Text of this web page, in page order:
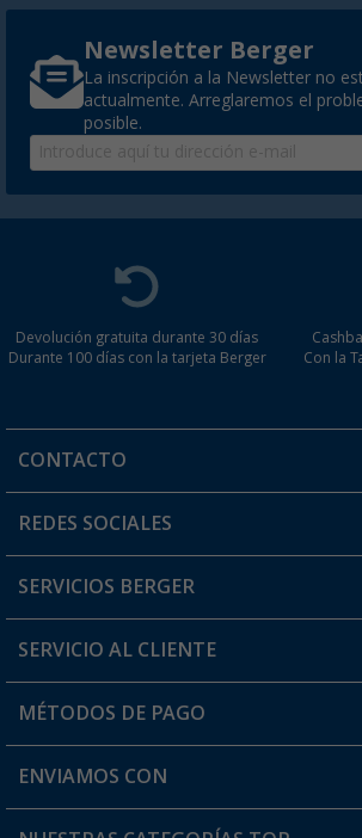
Newsletter Berger
La inscripción a la Newsletter no
actualmente. Arreglaremos el
posible.
Devolución gratuita durante 30 días
Durante 100 días con la tarjeta Berger
Con la
CONTACTO
Horario de atención al cliente:
¿Tienes alguna duda?
REDES SOCIALES
SERVICIOS BERGER
Conviértete en distribuidor
Mi cuenta
Tarjeta Berger Digital
SERVICIO AL CLIENTE
FAQ y Contacto
Información de envío
MÉTODOS DE PAGO
ENVIAMOS CON